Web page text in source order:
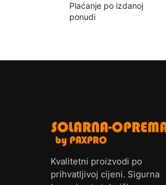
Plaćanje po izdanoj
ponudi
Kvalitetni proizvodi po
prihvatljivoj cijeni. Sigurna